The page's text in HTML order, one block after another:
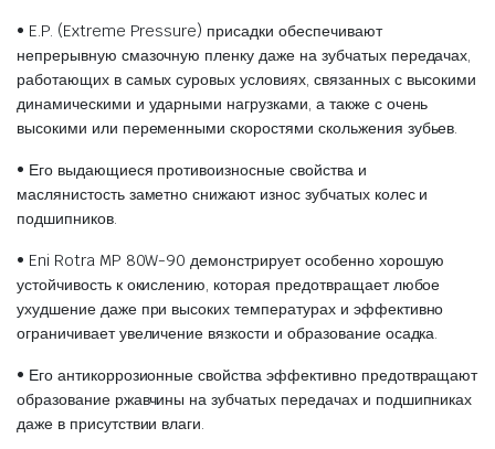
• E.P. (Extreme Pressure) присадки обеспечивают
непрерывную смазочную пленку даже на зубчатых передачах,
работающих в самых суровых условиях, связанных с высокими
динамическими и ударными нагрузками, а также с очень
высокими или переменными скоростями скольжения зубьев.
• Его выдающиеся противоизносные свойства и
маслянистость заметно снижают износ зубчатых колес и
подшипников.
• Eni Rotra MP 80W-90 демонстрирует особенно хорошую
устойчивость к окислению, которая предотвращает любое
ухудшение даже при высоких температурах и эффективно
ограничивает увеличение вязкости и образование осадка.
• Его антикоррозионные свойства эффективно предотвращают
образование ржавчины на зубчатых передачах и подшипниках
даже в присутствии влаги.